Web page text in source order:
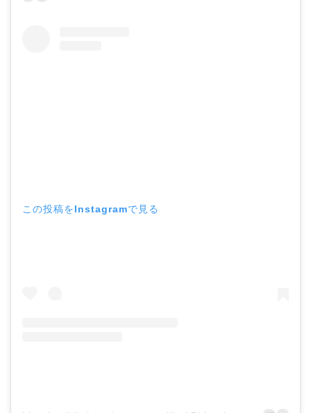
この投稿をInstagramで見る